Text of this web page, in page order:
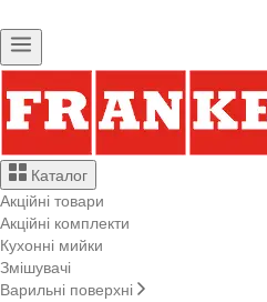
Каталог
Акційні товари
Акційні комплекти
Кухонні мийки
Змішувачі
Варильні поверхні